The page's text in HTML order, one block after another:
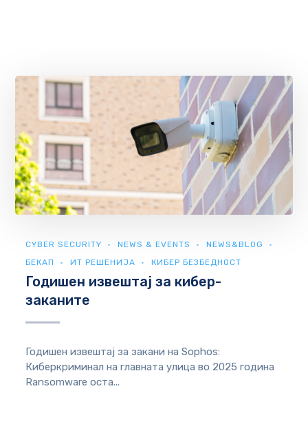
CYBER SECURITY NEWS & EVENTS
NEWS&BLOG
БЕКАП
ИТ РЕШЕНИЈА КИБЕР БЕЗБЕДНОСТ
Годишен извештај за кибер-
заканите
Годишен извештај за закани на Sophos:
Киберкриминал на главната улица во 2025 година
Ransomware оста...